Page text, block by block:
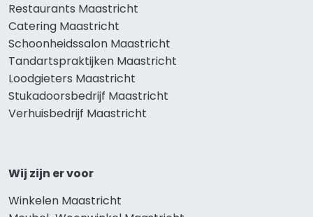
Restaurants Maastricht
Catering Maastricht
Schoonheidssalon Maastricht
Tandartspraktijken Maastricht
Loodgieters Maastricht
Stukadoorsbedrijf Maastricht
Verhuisbedrijf Maastricht
Wij zijn er voor
Winkelen Maastricht